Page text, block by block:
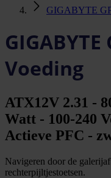
GIGABYTE
GIGABYTE
Voeding
ATX12V 2.31 -
Watt - 100-240
Actieve PFC -
Navigeren door de
rechterpijltjestoetsen.